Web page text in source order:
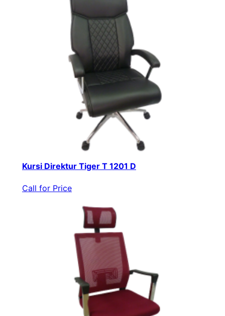
Kursi Direktur Tiger T 1201 D
Call for Price